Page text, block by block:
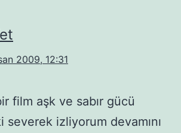
2009, 12:31
film aşk ve sabır gücü
severek izliyorum devamını